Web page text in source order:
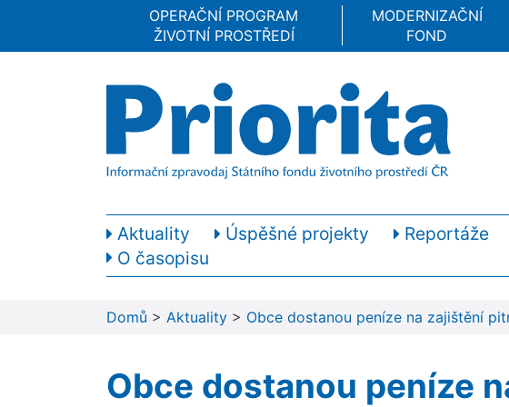
OPERAČNÍ PROGRAM
ŽIVOTNÍ PROSTŘEDÍ
MODERNIZAČNÍ
FOND
Aktuality Úspěšné projekty Reportáže
O časopisu
Domů > Aktuality > Obce dostanou peníze na zajištění
Obce dostanou peníze